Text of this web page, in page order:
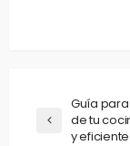
Guía
de tu
y eficiente